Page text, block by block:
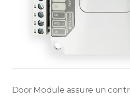
Door Module assure un